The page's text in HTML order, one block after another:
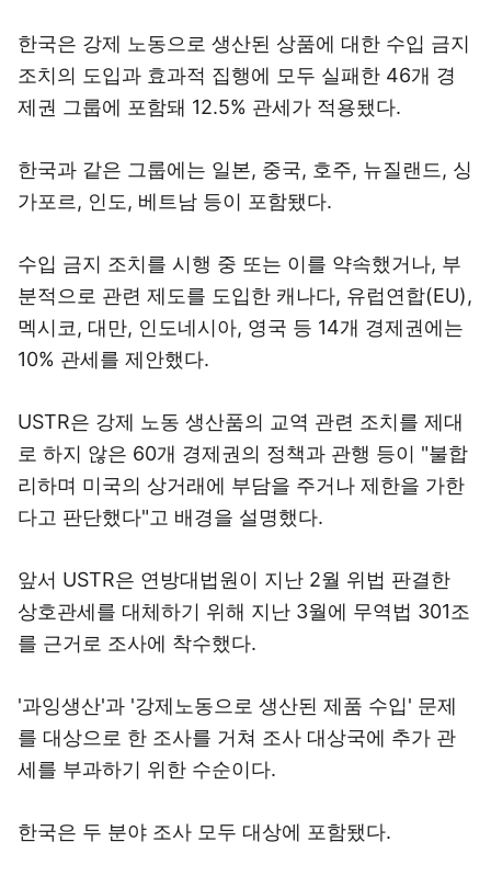
한국은 강제 노동으로 생산된 상품에 대한 수입 금지
조치의 도입과 효과적 집행에 모두 실패한 46개 경
제권 그룹에 포함돼 12.5% 관세가 적용됐다.
한국과 같은 그룹에는 일본, 중국, 호주, 뉴질랜드, 싱
가포르, 인도, 베트남 등이 포함됐다.
수입 금지 조치를 시행 중 또는 이를 약속했거나, 부
분적으로 관련 제도를 도입한 캐나다, 유럽연합(EU),
멕시코, 대만, 인도네시아, 영국 등 14개 경제권에는
10% 관세를 제안했다.
USTR은 강제 노동 생산품의 교역 관련 조치를 제대
로 하지 않은 60개 경제권의 정책과 관행 등이 "불합
리하며 미국의 상거래에 부담을 주거나 제한을 가한
다고 판단했다"고 배경을 설명했다.
앞서 USTR은 연방대법원이 지난 2월 위법 판결한
상호관세를 대체하기 위해 지난 3월에 무역법 301조
를 근거로 조사에 착수했다.
'과잉생산'과 '강제노동으로 생산된 제품 수입' 문제
를 대상으로 한 조사를 거쳐 조사 대상국에 추가 관
세를 부과하기 위한 수순이다.
한국은 두 분야 조사 모두 대상에 포함됐다.